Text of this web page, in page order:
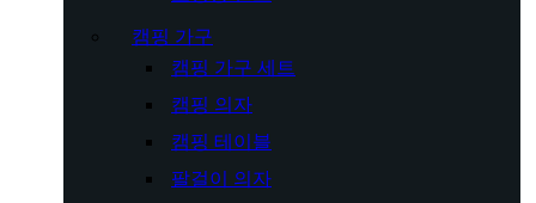
캠핑 가구
캠핑 가구 세트
캠핑 의자
캠핑 테이블
팔걸이 의자